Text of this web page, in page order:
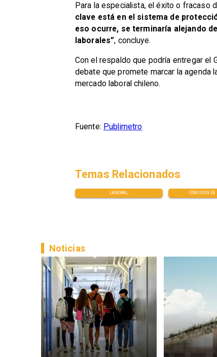
Para la especialista, el éxito o fracaso
clave está en el sistema de
eso ocurre, se terminaría alejando
laborales”, concluye.
Con el respaldo que podría entregar el
debate que promete marcar la agenda
mercado laboral chileno.
Fuente: Publimetro
LABORAL COMISIÓN DE
Temas Relacionados
Noticias